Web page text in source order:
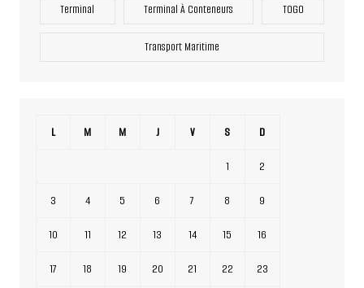
Terminal Terminal À Conteneurs TOGO
Transport Maritime
L M M J V S D
1 2
3 4 5 6 7 8 9
10 11 12 13 14 15 16
17 18 19 20 21 22 23